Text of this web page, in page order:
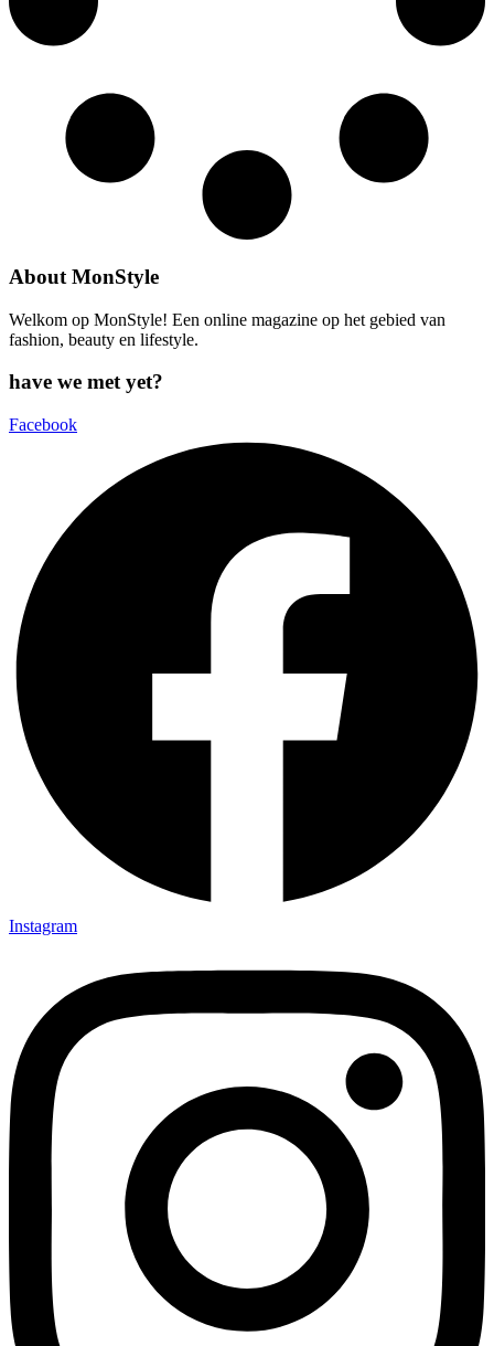
About MonStyle
Welkom op MonStyle! Een online magazine op het gebied van
fashion, beauty en lifestyle.
have we met yet?
Facebook
Instagram